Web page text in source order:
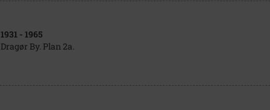
1931 - 1965
Dragør By. Plan 2a.